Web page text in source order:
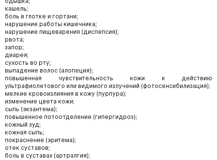
кашель;
боль в глотке и гортани;
нарушение работы кишечника;
нарушение пищеварения (диспепсия);
рвота;
запор;
диарея;
сухость во рту;
выпадение волос (алопеция);
повышенная чувствительность кожи к действию
ультрафиолетового или видимого излучений (фотосенсибилизация);
мелкие кровоизлияния в кожу (пурпура);
изменение цвета кожи;
сыпь (экзантема);
повышенное потоотделение (гипергидроз);
кожный зуд;
кожная сыпь;
покраснение (эритема);
отек суставов;
боль в суставах (артралгия);